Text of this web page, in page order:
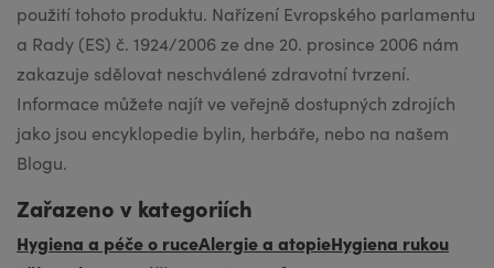
použití tohoto produktu. Nařízení Evropského parlamentu
a Rady (ES) č. 1924/2006 ze dne 20. prosince 2006 nám
zakazuje sdělovat neschválené zdravotní tvrzení.
Informace můžete najít ve veřejně dostupných zdrojích
jako jsou encyklopedie bylin, herbáře, nebo na našem
Blogu.
Zařazeno v kategoriích
Hygiena a péče o ruceAlergie a atopieHygiena rukou